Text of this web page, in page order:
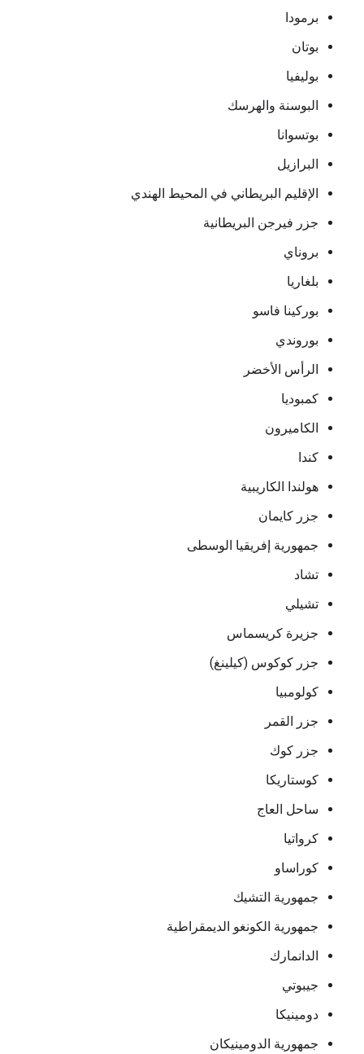
برمودا
بوتان
بوليفيا
البوسنة والهرسك
بوتسوانا
البرازيل
الإقليم البريطاني في المحيط الهندي
جزر فيرجن البريطانية
بروناي
بلغاريا
بوركينا فاسو
بوروندي
الرأس الأخضر
كمبوديا
الكاميرون
كندا
هولندا الكاريبية
جزر كايمان
جمهورية إفريقيا الوسطى
تشاد
تشيلي
جزيرة كريسماس
جزر كوكوس (كيلينغ)
كولومبيا
جزر القمر
جزر كوك
كوستاريكا
ساحل العاج
كرواتيا
كوراساو
جمهورية التشيك
جمهورية الكونغو الديمقراطية
الدانمارك
جيبوتي
دومينيكا
جمهورية الدومينيكان